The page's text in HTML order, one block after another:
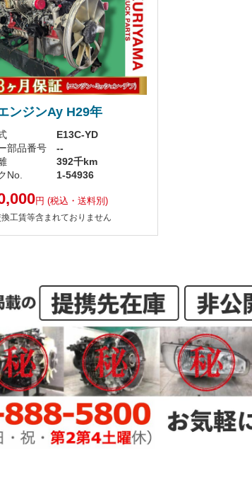
ンジンAy H29年
E13C-YD
部品番号
--
392千km
No.
1-54936
円 (税込・送料別)
工賃等含まれておりません